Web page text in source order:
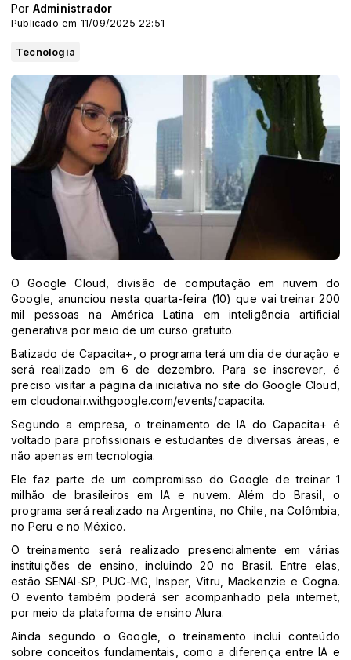
Por Administrador
Publicado em 11/09/2025 22:51
Tecnologia
O Google Cloud, divisão de computação em nuvem do
Google, anunciou nesta quarta-feira (10) que vai treinar 200
mil pessoas na América Latina em inteligência artificial
generativa por meio de um curso gratuito.
Batizado de Capacita+, o programa terá um dia de duração e
será realizado em 6 de dezembro. Para se inscrever, é
preciso visitar a página da iniciativa no site do Google Cloud,
em cloudonair.withgoogle.com/events/capacita.
Segundo a empresa, o treinamento de IA do Capacita+ é
voltado para profissionais e estudantes de diversas áreas, e
não apenas em tecnologia.
Ele faz parte de um compromisso do Google de treinar 1
milhão de brasileiros em IA e nuvem. Além do Brasil, o
programa será realizado na Argentina, no Chile, na Colômbia,
no Peru e no México.
O treinamento será realizado presencialmente em várias
instituições de ensino, incluindo 20 no Brasil. Entre elas,
estão SENAI-SP, PUC-MG, Insper, Vitru, Mackenzie e Cogna.
O evento também poderá ser acompanhado pela internet,
por meio da plataforma de ensino Alura.
Ainda segundo o Google, o treinamento inclui conteúdo
sobre conceitos fundamentais, como a diferença entre IA e